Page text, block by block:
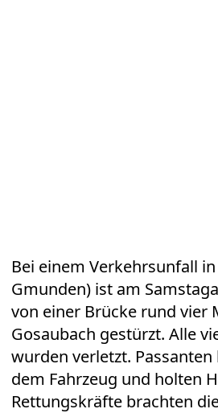
Bei einem Verkehrsunfall
Gmunden) ist am
von einer Brücke rund vier
Gosaubach gestürzt. Alle
wurden verletzt. Passanten
dem Fahrzeug und holten
Rettungskräfte brachten